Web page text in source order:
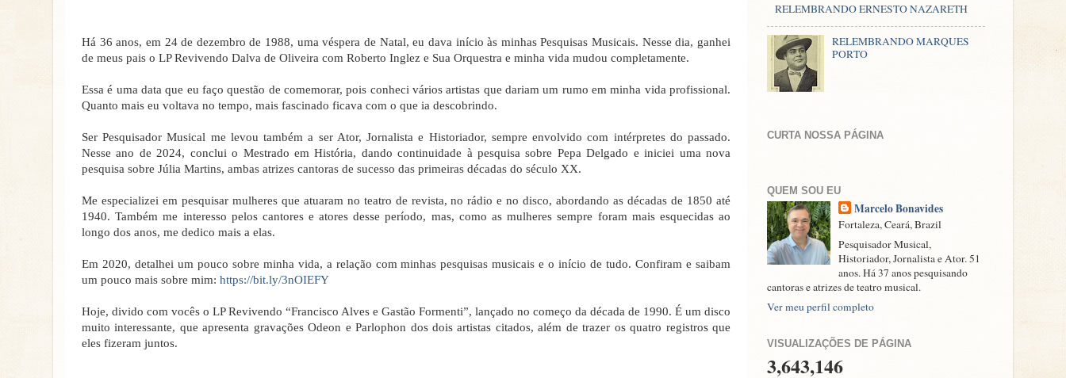
Há 36 anos, em 24 de dezembro de 1988, uma véspera de Natal, eu dava início às minhas Pesquisas Musicais. Nesse dia, ganhei
de meus pais o LP Revivendo Dalva de Oliveira com Roberto Inglez e Sua Orquestra e minha vida mudou completamente.
Essa é uma data que eu faço questão de comemorar, pois conheci vários artistas que dariam um rumo em minha vida profissional.
Quanto mais eu voltava no tempo, mais fascinado ficava com o que ia descobrindo.
Ser Pesquisador Musical me levou também a ser Ator, Jornalista e Historiador, sempre envolvido com intérpretes do passado.
Nesse ano de 2024, conclui o Mestrado em História, dando continuidade à pesquisa sobre Pepa Delgado e iniciei uma nova
pesquisa sobre Júlia Martins, ambas atrizes cantoras de sucesso das primeiras décadas do século XX.
Me especializei em pesquisar mulheres que atuaram no teatro de revista, no rádio e no disco, abordando as décadas de 1850 até
1940. Também me interesso pelos cantores e atores desse período, mas, como as mulheres sempre foram mais esquecidas ao
longo dos anos, me dedico mais a elas.
Em 2020, detalhei um pouco sobre minha vida, a relação com minhas pesquisas musicais e o início de tudo. Confiram e saibam
um pouco mais sobre mim: https://bit.ly/3nOIEFY
Hoje, divido com vocês o LP Revivendo “Francisco Alves e Gastão Formenti”, lançado no começo da década de 1990. É um disco
muito interessante, que apresenta gravações Odeon e Parlophon dos dois artistas citados, além de trazer os quatro registros que
eles fizeram juntos.
RELEMBRANDO ERNESTO NAZARETH
RELEMBRANDO MARQUES
PORTO
CURTA NOSSA PÁGINA
QUEM SOU EU
Marcelo Bonavides
Fortaleza, Ceará, Brazil
Pesquisador Musical,
Historiador, Jornalista e Ator. 51
anos. Há 37 anos pesquisando
cantoras e atrizes de teatro musical.
Ver meu perfil completo
VISUALIZAÇÕES DE PÁGINA
3,643,146